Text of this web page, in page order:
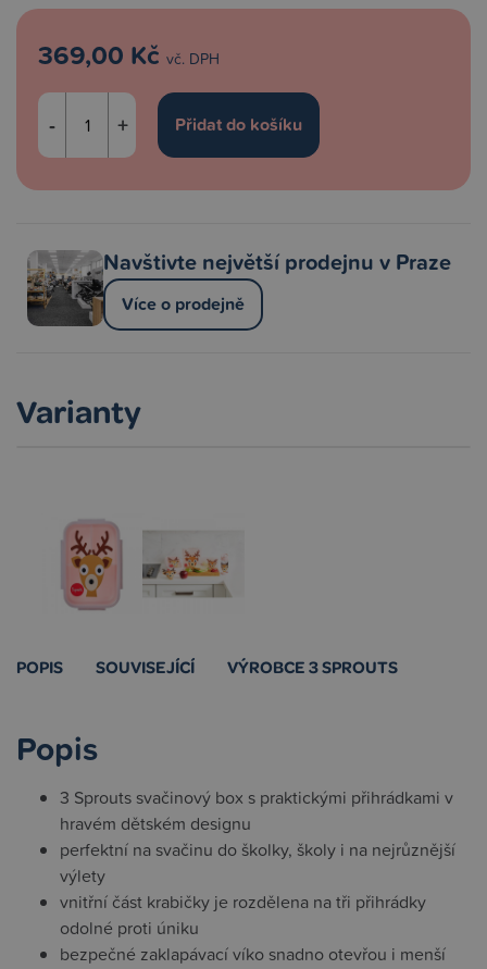
369,00 Kč vč. DPH
- +
Navštivte největší prodejnu v Praze
Více o prodejně
Varianty
POPIS SOUVISEJÍCÍ VÝROBCE 3 SPROUTS
Popis
3 Sprouts svačinový box s praktickými přihrádkami v
hravém dětském designu
perfektní na svačinu do školky, školy i na nejrůznější
výlety
vnitřní část krabičky je rozdělena na tři přihrádky
odolné proti úniku
bezpečné zaklapávací víko snadno otevřou i menší